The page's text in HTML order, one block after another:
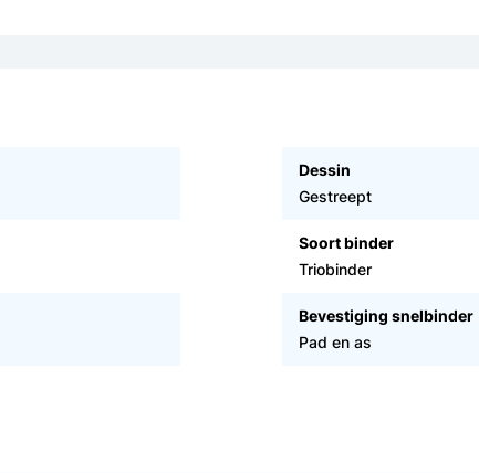
Dessin
Gestreept
Soort binder
Triobinder
Bevestiging snelbinder
Pad en as